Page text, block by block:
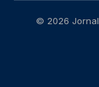
© 2026 Jornal